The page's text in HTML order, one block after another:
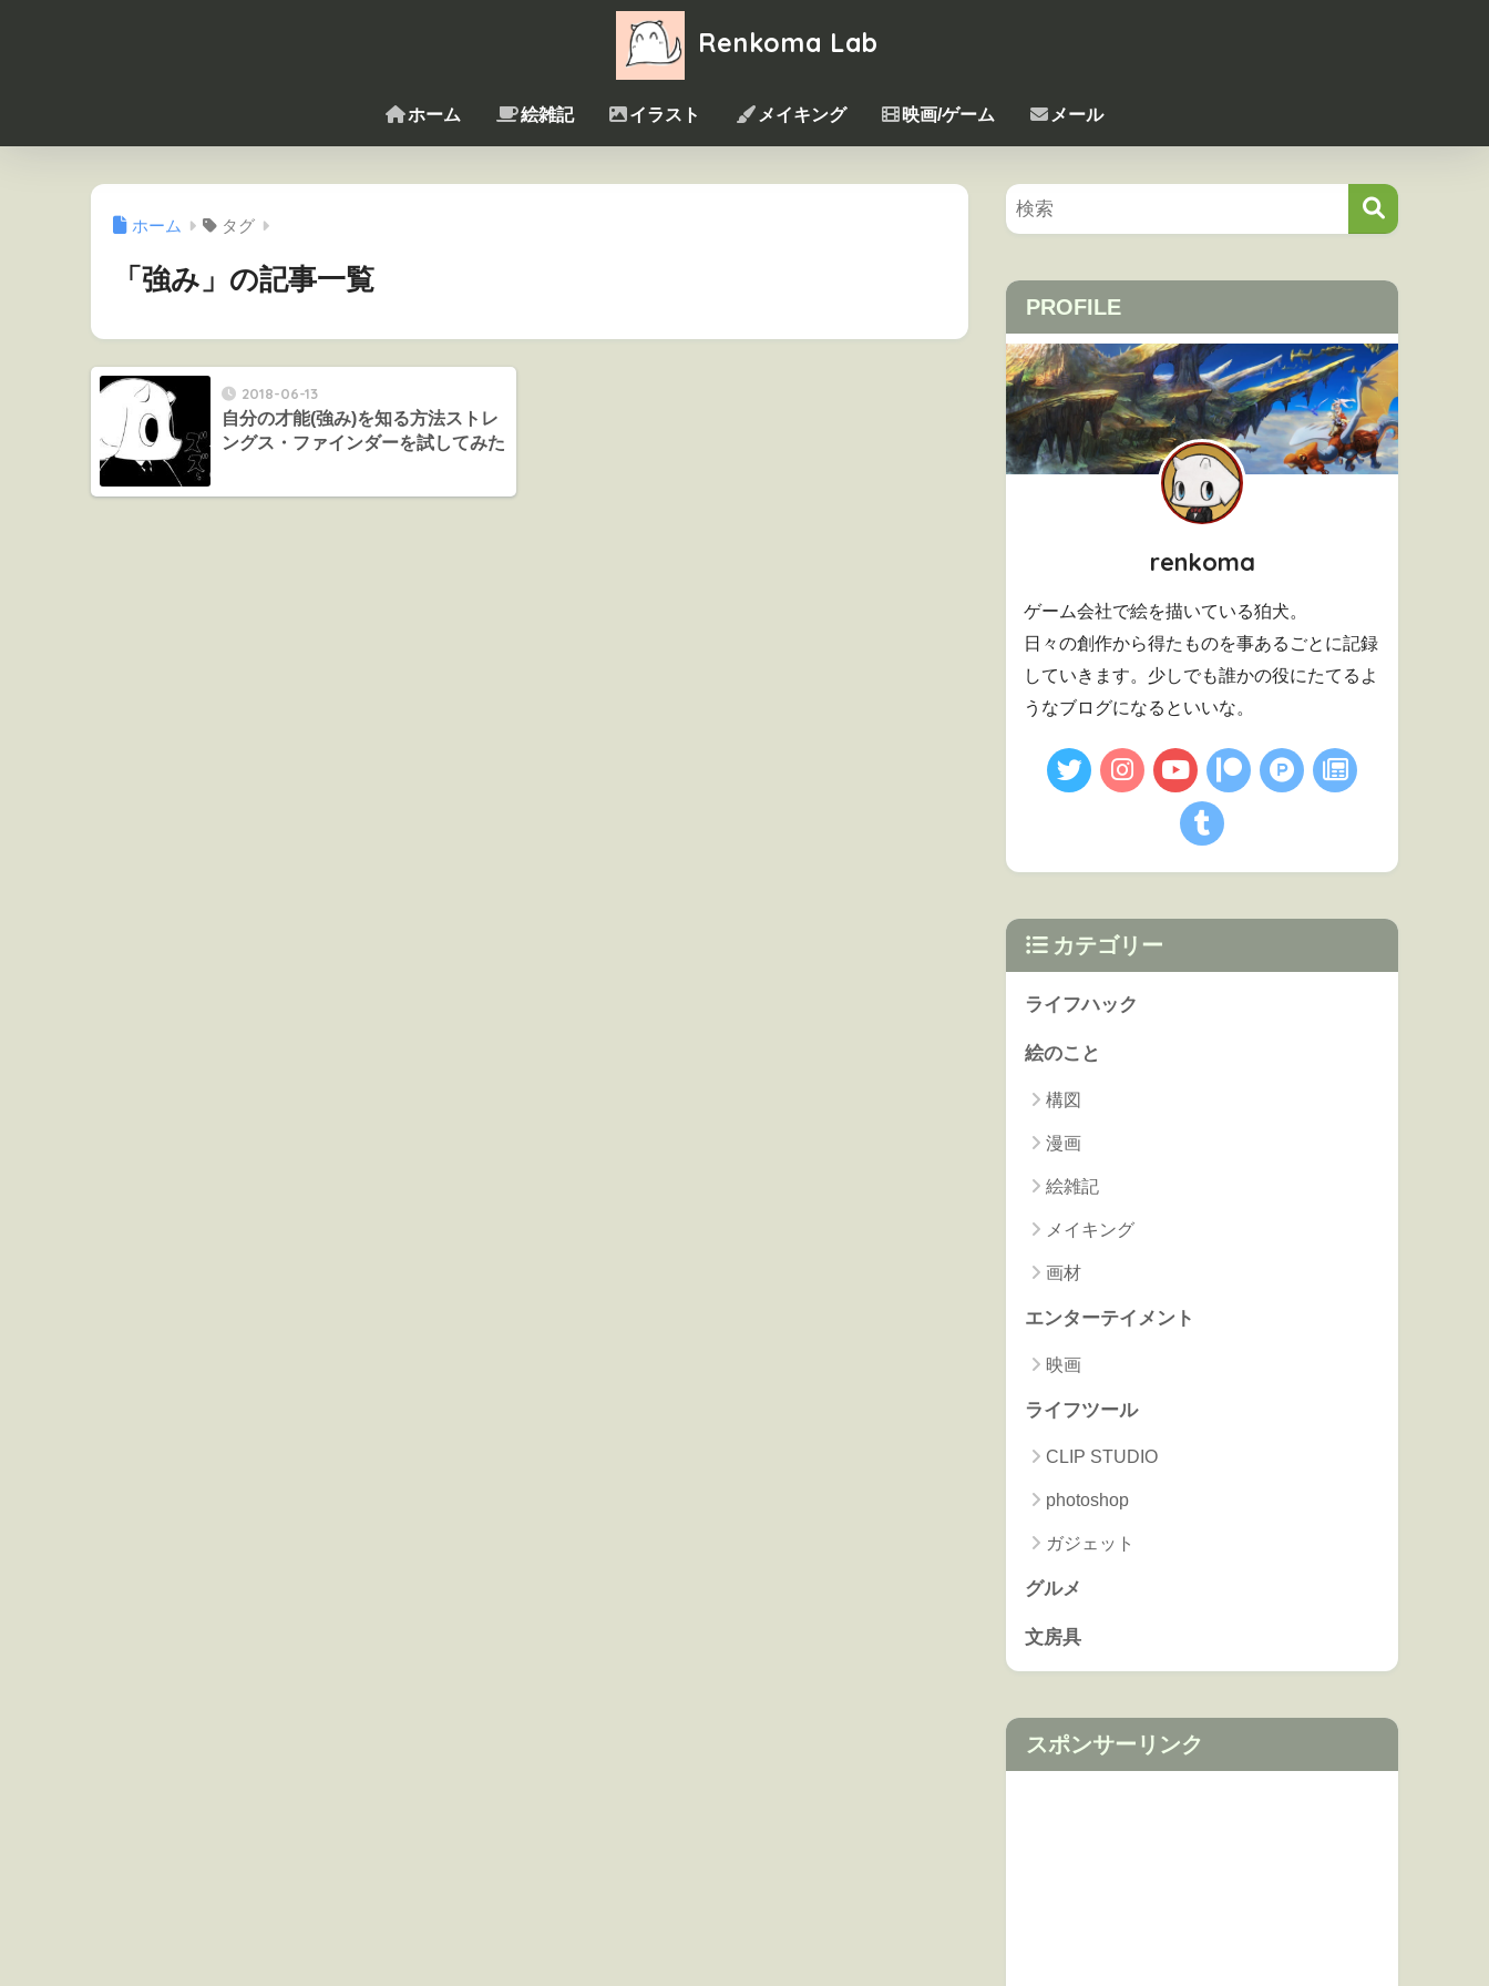
Renkoma Lab
ホーム 絵雑記 イラスト メイキング 映画/ゲーム メール
ホーム タグ
「強み」の記事一覧
2018-06-13
自分の才能(強み)を知る方法ストレ
ングス・ファインダーを試してみた
PROFILE
renkoma
ゲーム会社で絵を描いている狛犬。
日々の創作から得たものを事あるごとに記録
していきます。少しでも誰かの役にたてるよ
うなブログになるといいな。
カテゴリー
ライフハック
絵のこと
構図
漫画
絵雑記
メイキング
画材
エンターテイメント
映画
ライフツール
CLIP STUDIO
photoshop
ガジェット
グルメ
文房具
スポンサーリンク